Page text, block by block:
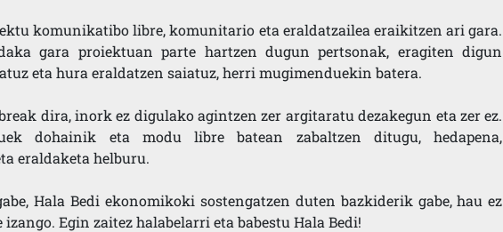
komunikatibo libre, komunitario eta eraldatzailea eraikitzen ari gara.
gara proiektuan parte hartzen dugun pertsonak, eragiten digun
eta hura eraldatzen saiatuz, herri mugimenduekin batera.
dira, inork ez digulako agintzen zer argitaratu dezakegun eta zer ez.
dohainik eta modu libre batean zabaltzen ditugu, hedapena,
eraldaketa helburu.
Hala Bedi ekonomikoki sostengatzen duten bazkiderik gabe, hau ez
Egin zaitez halabelarri eta babestu Hala Bedi!